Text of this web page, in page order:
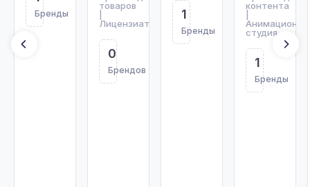
Бренды
товаров
Лицензиат
0
Брендов
1
Бренды
контента
студия
1
Бренды